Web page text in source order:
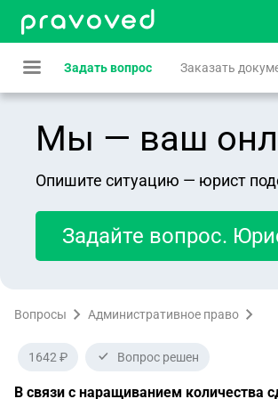
Задать вопрос Заказать
Мы — ваш
Опишите ситуацию — юрист
Задайте вопрос.
Вопросы Административное право
1642 ₽ Вопрос решен
В связи с наращиванием количества